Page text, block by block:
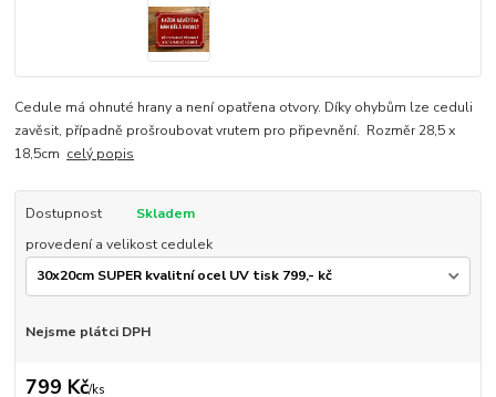
Cedule má ohnuté hrany a není opatřena otvory. Díky ohybům lze ceduli
zavěsit, případně prošroubovat vrutem pro připevnění. Rozměr 28,5 x
18,5cm celý popis
Dostupnost
Skladem
provedení a velikost cedulek
Nejsme plátci DPH
799 Kč/ks